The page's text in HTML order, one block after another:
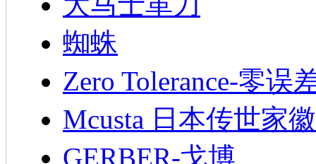
蜘蛛
Zero Tolerance-零误
Mcusta 日本传世家徽
GERBER-戈博